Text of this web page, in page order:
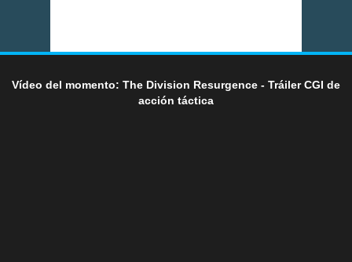
Vídeo del momento: The Division Resurgence - Tráiler CGI de
acción táctica